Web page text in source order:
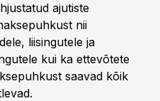
ajutiste
nii
liisingutele ja
kui ka ettevõtete
saavad kõik